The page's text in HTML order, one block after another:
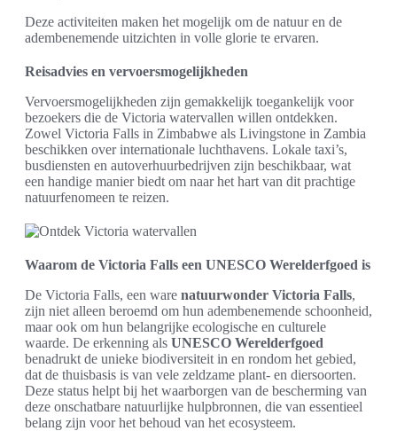
Deze activiteiten maken het mogelijk om de natuur en de
adembenemende uitzichten in volle glorie te ervaren.
Reisadvies en vervoersmogelijkheden
Vervoersmogelijkheden zijn gemakkelijk toegankelijk voor
bezoekers die de Victoria watervallen willen ontdekken.
Zowel Victoria Falls in Zimbabwe als Livingstone in Zambia
beschikken over internationale luchthavens. Lokale taxi’s,
busdiensten en autoverhuurbedrijven zijn beschikbaar, wat
een handige manier biedt om naar het hart van dit prachtige
natuurfenomeen te reizen.
Waarom de Victoria Falls een UNESCO Werelderfgoed is
De Victoria Falls, een ware natuurwonder Victoria Falls,
zijn niet alleen beroemd om hun adembenemende schoonheid,
maar ook om hun belangrijke ecologische en culturele
waarde. De erkenning als UNESCO Werelderfgoed
benadrukt de unieke biodiversiteit in en rondom het gebied,
dat de thuisbasis is van vele zeldzame plant- en diersoorten.
Deze status helpt bij het waarborgen van de bescherming van
deze onschatbare natuurlijke hulpbronnen, die van essentieel
belang zijn voor het behoud van het ecosysteem.